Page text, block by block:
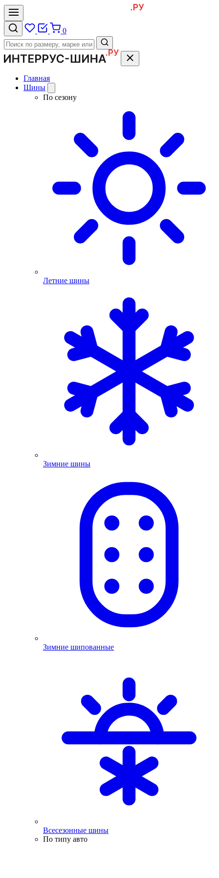
0
Главная
Шины
По сезону
Летние шины
Зимние шины
Зимние шипованные
Всесезонные шины
По типу авто